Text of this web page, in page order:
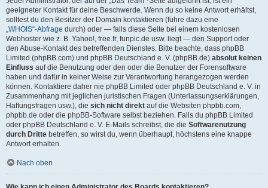
geeigneter Kontakt für deine Beschwerde. Wenn du so keine Antwort erhältst,
solltest du den Besitzer der Domain kontaktieren (führe dazu eine
„WHOIS“-Abfrage durch) oder — falls diese Seite bei einem kostenlosen
Webhoster wie z. B. Yahoo!, free.fr, funpic.de usw. liegt — den Support oder
den Abuse-Kontakt des betreffenden Dienstes. Bitte beachte, dass phpBB
Limited (phpBB.com) und phpBB Deutschland e. V. (phpBB.de) absolut keinen
Einfluss auf die Benutzung oder den oder die Benutzer der Forensoftware
haben und dafür in keiner Weise zur Verantwortung herangezogen werden
können. Kontaktiere daher nie phpBB Limited oder phpBB Deutschland e. V. in
Zusammenhang mit jeglichen juristischen Fragen (Unterlassungserklärungen,
Haftungsfragen usw.), die sich nicht direkt auf die Websiten phpbb.com,
phpbb.de oder die phpBB-Software selbst beziehen. Falls du phpBB Limited
oder phpBB Deutschland e. V. E-Mails schreibst, die die Softwarenutzung
durch Dritte betreffen, so wirst du, wenn überhaupt, höchstens eine knappe
Antwort erhalten.
Nach oben